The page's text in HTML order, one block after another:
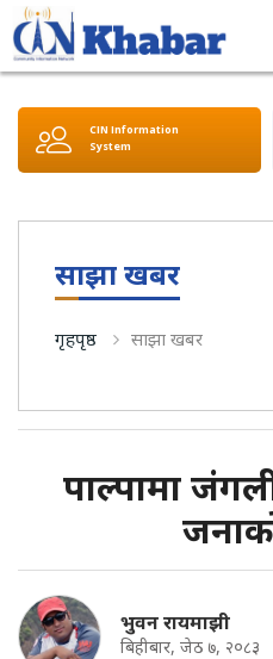
CIN Information
System
साझा खबर
गृहपृष्ठ साझा खबर
पाल्पामा
भुवन रायमाझी
बिहीबार, जेठ ७, २०८३